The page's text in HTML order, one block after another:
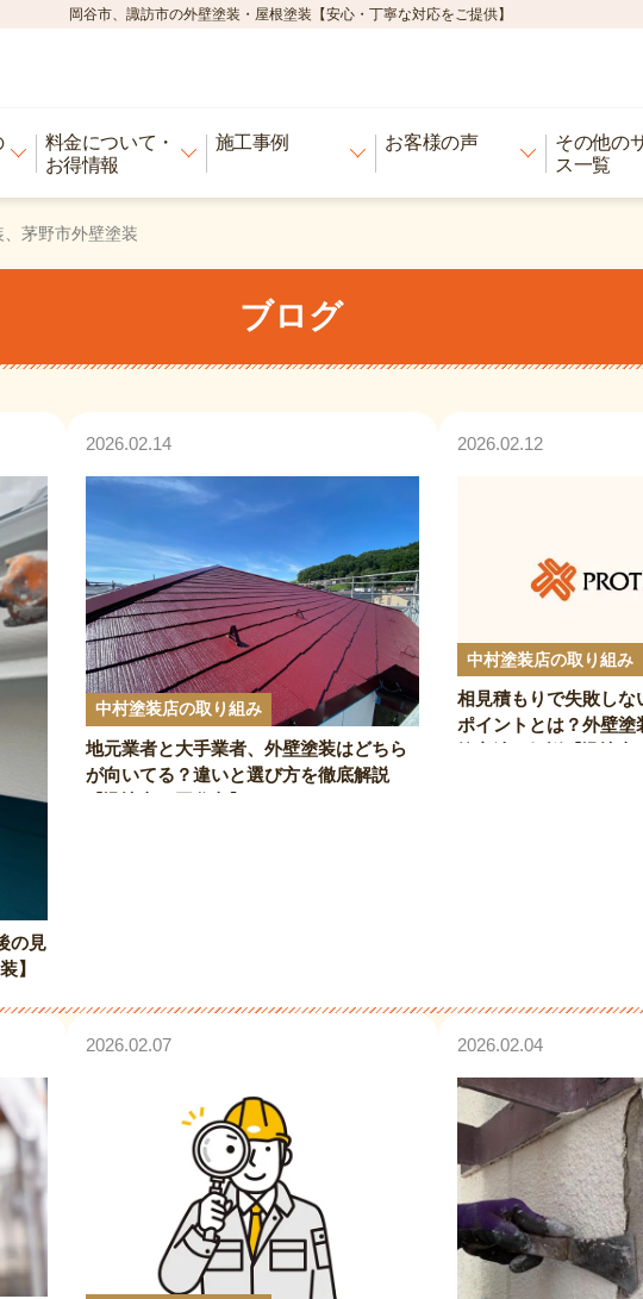
岡谷市、諏訪市の外壁塗装・屋根塗装【安心・丁寧な対応をご提供】
料金について・
お得情報
施工事例 お客様の声
その他の
ス一覧
茅野市外壁塗装
ブログ
の見
】
2026.02.14
中村塗装店の取り組み
地元業者と大手業者、外壁塗装はどちら
が向いてる？違いと選び方を徹底解説
2026.02.12
中村塗装店の取り組み
相見積もりで失敗しな
ポイントとは？外壁塗
2026.02.07 2026.02.04